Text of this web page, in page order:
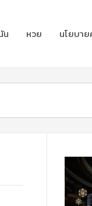
น หวย นโยบา